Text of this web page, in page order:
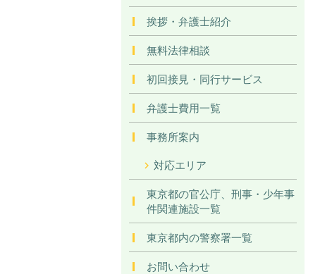
挨拶・弁護士紹介
無料法律相談
初回接見・同行サービス
弁護士費用一覧
事務所案内
対応エリア
東京都の官公庁、刑事・少年事
件関連施設一覧
東京都内の警察署一覧
お問い合わせ